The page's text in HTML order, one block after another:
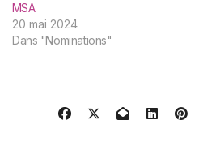
MSA
20 mai 2024
Dans "Nominations"